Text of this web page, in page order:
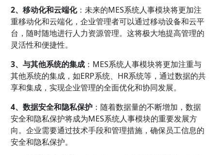
2、移动化和云端化：未来的MES系统人事模块将更加注
重移动化和云端化，企业管理者可以通过移动设备和云平
台，随时随地进行人力资源管理。这将极大地提高管理的
灵活性和便捷性。
3、与其他系统的集成 ：MES系统人事模块将更加注重与
其他系统的集成，如ERP系统、HR系统等，通过数据的共
享和集成，实现企业管理的全面优化和协同发展。
4、数据安全和隐私保护 ：随着数据量的不断增加，数据
安全和隐私保护将成为MES系统人事模块的重要发展方
向。企业需要通过技术手段和管理措施，确保员工信息的
安全和隐私保护。